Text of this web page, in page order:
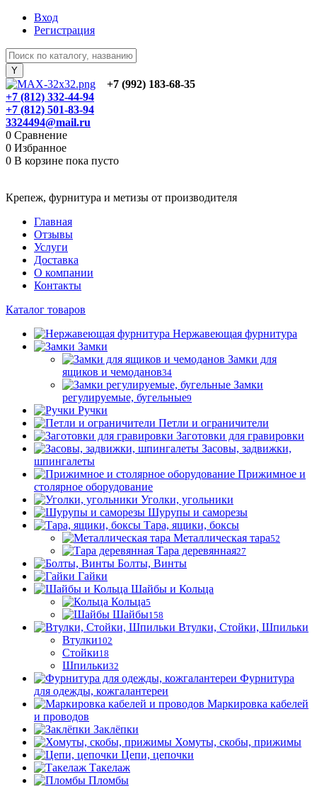
Вход
Регистрация
+7 (992) 183-68-35
+7 (812) 332-44-94
+7 (812) 501-83-94
3324494@mail.ru
0 Сравнение
0 Избранное
0 В корзине пока пусто
Крепеж, фурнитура и метизы от производителя
Главная
Отзывы
Услуги
Доставка
О компании
Контакты
Каталог товаров
Нержавеющая фурнитура
Замки
Замки для
ящиков и чемоданов34
Замки
регулируемые, бугельные9
Ручки
Петли и ограничители
Заготовки для гравировки
Засовы, задвижки,
шпингалеты
Прижимное и
столярное оборудование
Уголки, угольники
Шурупы и саморезы
Тара, ящики, боксы
Металлическая тара52
Тара деревянная27
Болты, Винты
Гайки
Шайбы и Кольца
Кольца5
Шайбы158
Втулки, Стойки, Шпильки
Втулки102
Стойки18
Шпильки32
Фурнитура
для одежды, кожгалантереи
Маркировка кабелей
и проводов
Заклёпки
Хомуты, скобы, прижимы
Цепи, цепочки
Такелаж
Пломбы